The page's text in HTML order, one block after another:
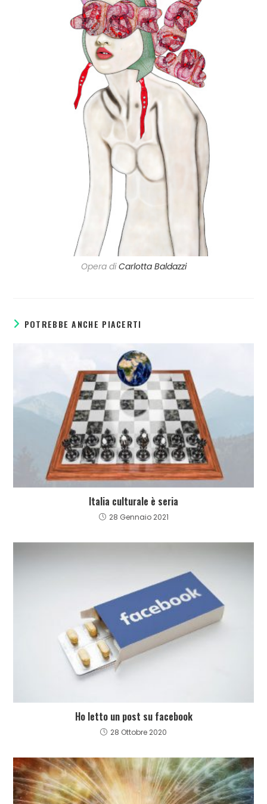
Opera diCarlotta Baldazzi
POTREBBE ANCHE PIACERTI
Italia culturale è seria
28 Gennaio 2021
Ho letto un post su facebook
28 Ottobre 2020